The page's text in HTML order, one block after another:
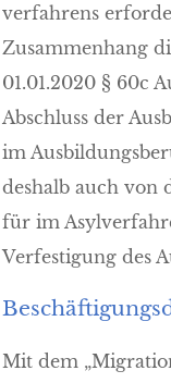
verfahrens
Zusammenhang
01.01.2020 § 60c
Abschluss der
im
deshalb auch von
für im
Verfestigung des
Mit dem